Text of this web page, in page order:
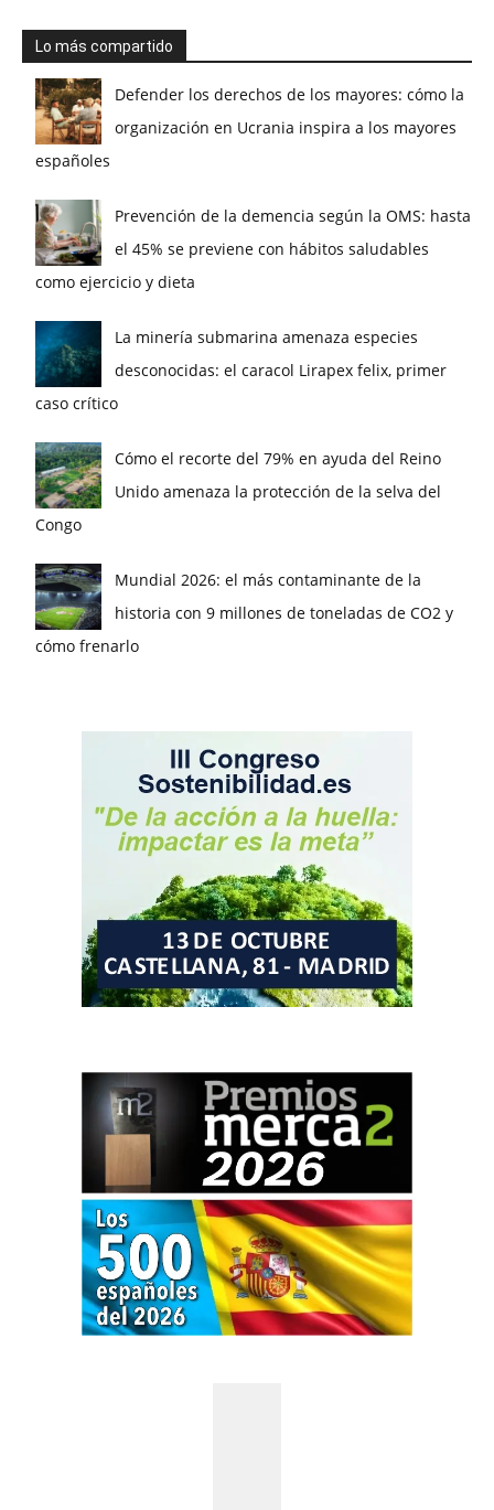
Lo más compartido
Defender los derechos de los mayores: cómo la
organización en Ucrania inspira a los mayores
españoles
Prevención de la demencia según la OMS: hasta
el 45% se previene con hábitos saludables
como ejercicio y dieta
La minería submarina amenaza especies
desconocidas: el caracol Lirapex felix, primer
caso crítico
Cómo el recorte del 79% en ayuda del Reino
Unido amenaza la protección de la selva del
Congo
Mundial 2026: el más contaminante de la
historia con 9 millones de toneladas de CO2 y
cómo frenarlo